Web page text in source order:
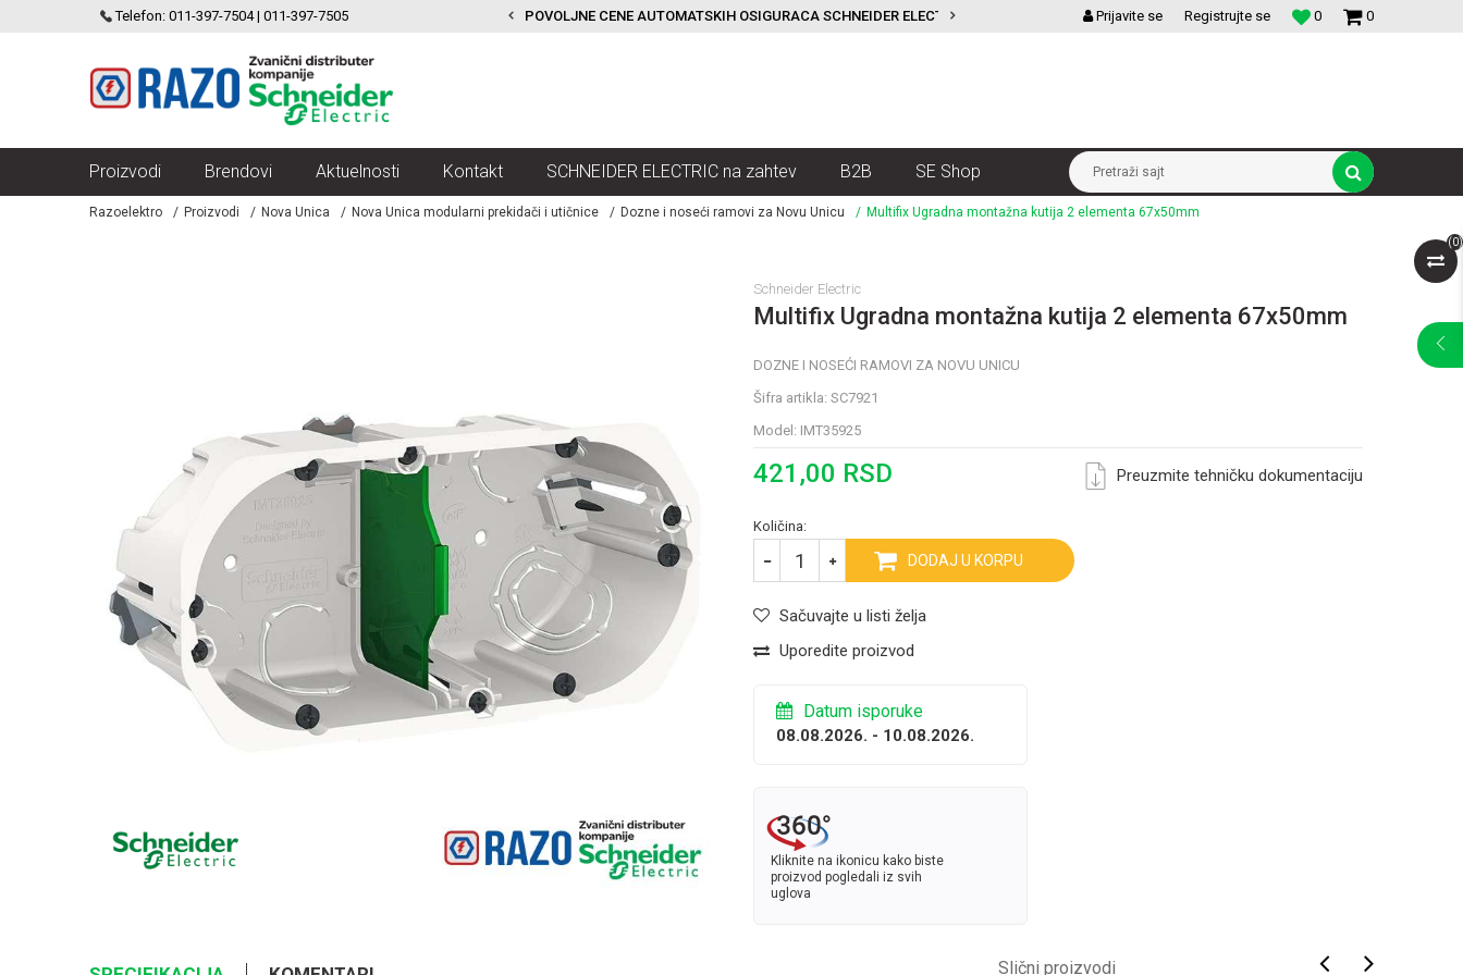
Telefon: 011-397-7504 | 011-397-7505
ELECTRIC VELIKI IZBOR MODULARNIH PREKIDACA I UTICNICA POVOLJNE CENE AUTOMATSKIH OSIGURACA SCHNEIDER ELECTRIC VELIKI IZBOR MODULARNIH PREKIDACA I UTICNICA 0
0
Prijavite se Registrujte se
Proizvodi Brendovi Aktuelnosti Kontakt SCHNEIDER ELECTRIC na zahtev B2B SE Shop Pretraži sajt
(0)
Razoelektro Proizvodi Nova Unica Nova Unica modularni prekidači i utičnice Dozne i noseći ramovi za Novu Unicu Multifix Ugradna montažna kutija 2 elementa 67x50mm
Schneider Electric
Multifix Ugradna montažna kutija 2 elementa 67x50mm
DOZNE I NOSEĆI RAMOVI ZA NOVU UNICU
Šifra artikla: SC7921
Model: IMT35925
Preuzmite tehničku dokumentaciju
421,00 RSD
Količina:
DODAJ U KORPU
Sačuvajte u listi želja
Uporedite proizvod
Datum isporuke
08.08.2026. - 10.08.2026.
Kliknite na ikonicu kako biste
proizvod pogledali iz svih
uglova
Slični proizvodi